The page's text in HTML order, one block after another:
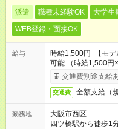
派遣 職種未経験OK 大学生
WEB登録・面接OK
給与
時給1,500円 【モデ
可能 （時給1,500円
手当・インセンティ
交通費別途支給
交通費 全額支給（
勤務地
大阪市西区
四ツ橋駅から徒歩1